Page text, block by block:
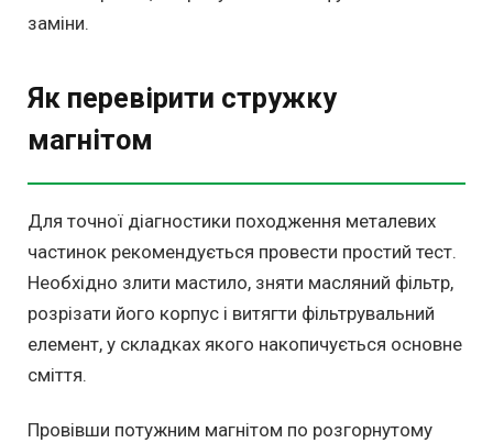
заміни.
Як перевірити стружку
магнітом
Для точної діагностики походження металевих
частинок рекомендується провести простий тест.
Необхідно злити мастило, зняти масляний фільтр,
розрізати його корпус і витягти фільтрувальний
елемент, у складках якого накопичується основне
сміття.
Провівши потужним магнітом по розгорнутому